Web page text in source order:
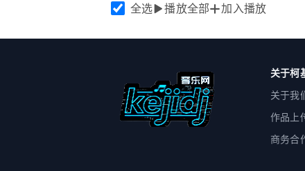
全选 播放全部 加入播放
关于柯
关于我
作品上
商务合